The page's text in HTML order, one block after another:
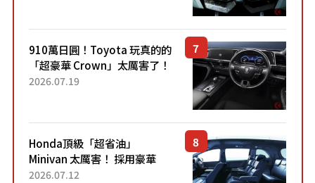
910萬日圓！Toyota 玩真的的
「超豪華 Crown」太厲害了！
採用由「匠人技藝」打造的
2026.07.19
Honda頂級「超省油」
Minivan 太厲害！ 採用豪華
「真皮座椅」與專屬「黑色內
2026.07.12